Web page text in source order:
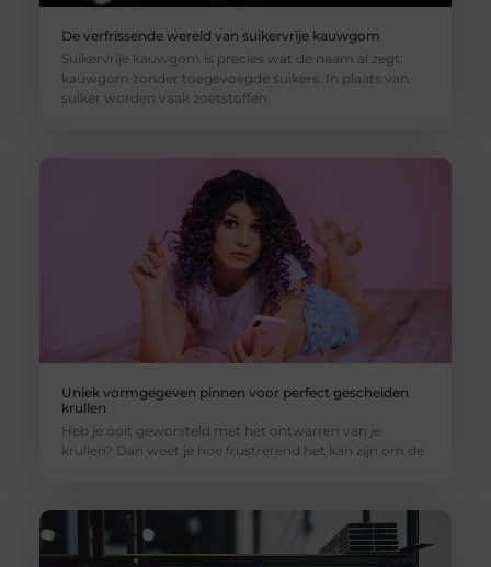
De verfrissende wereld van suikervrije kauwgom
Suikervrije kauwgom is precies wat de naam al zegt:
kauwgom zonder toegevoegde suikers. In plaats van
suiker worden vaak zoetstoffen
Uniek vormgegeven pinnen voor perfect gescheiden
krullen
Heb je ooit geworsteld met het ontwarren van je
krullen? Dan weet je hoe frustrerend het kan zijn om de